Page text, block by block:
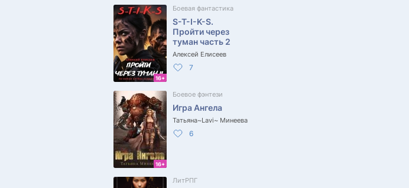
16+
Боевая фантастика
S-T-I-K-S.
Пройти через
туман часть 2
Алексей Елисеев
7
16+
Боевое фэнтези
Игра Ангела
Татьяна~Lavi~ Минеева
6
ЛитРПГ